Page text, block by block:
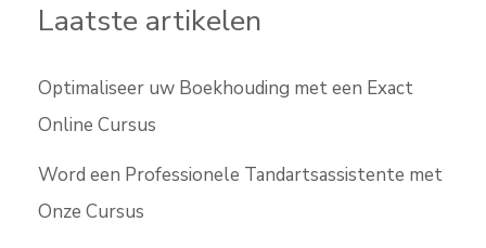
Laatste artikelen
Optimaliseer uw Boekhouding met een Exact
Online Cursus
Word een Professionele Tandartsassistente met
Onze Cursus